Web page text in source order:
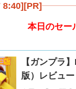
8:40][PR]
本日のセー
【ガンプラ
版）レビュー